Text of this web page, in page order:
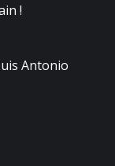
!
Antonio